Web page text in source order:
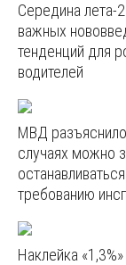
Середина лета-
важных
тенденций для
водителей
МВД
случаях можно
требованию
Наклейка